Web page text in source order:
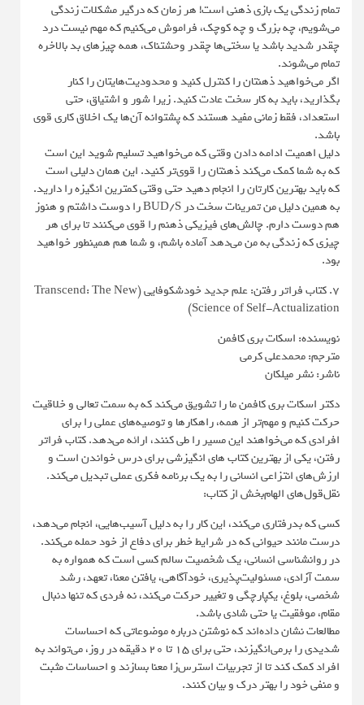
تمام زندگی یک بازی ذهنی است! هر زمان که درگیر مشکلات زندگی
می‌شویم، چه بزرگ و چه کوچک، فراموش می‌کنیم که مهم نیست درد
چقدر شدید باشد یا سختی‌ها چقدر وحشتناک، همه چیزهای بد بالاخره
تمام می‌شوند.
اگر می‌خواهید ذهنتان را کنترل کنید و محدودیت‌هایتان را کنار
بگذارید، باید به کار سخت عادت کنید. زیرا شور و اشتیاق، حتی
استعداد، فقط زمانی مفید هستند که پشتوانه آن‌ها یک اخلاق کاری قوی
باشد.
دلیل اهمیت ادامه دادن وقتی که می‌خواهید تسلیم شوید این است
که به شما کمک می‌کند ذهنتان را قوی‌تر کنید. این همان دلیلی است
که باید بهترین کارتان را انجام دهید حتی وقتی کمترین انگیزه را دارید.
به همین دلیل من تمرینات سخت در BUD/S را دوست داشتم و هنوز
هم دوست دارم. چالش‌های فیزیکی ذهنم را قوی می‌کنند تا برای هر
چیزی که زندگی به من می‌دهد آماده باشم، و شما هم همینطور خواهید
بود.
7. کتاب فراتر رفتن: علم جدید خودشکوفایی (Transcend: The New
Science of Self-Actualization)
نویسنده: اسکات بری کافمن
مترجم: محمدعلی کرمی
ناشر: نشر میلکان
دکتر اسکات بری کافمن ما را تشویق می‌کند که به سمت تعالی و خلاقیت
حرکت کنیم و مهم‌تر از همه، راهکارها و توصیه‌های عملی را برای
افرادی که می‌خواهند این مسیر را طی کنند، ارائه می‌دهد. کتاب فراتر
رفتن، یکی از بهترین کتاب های انگیزشی برای درس خواندن است و
ارزش‌های انتزاعی انسانی را به یک برنامه فکری عملی تبدیل می‌کند.
نقل‌قول‌های الهام‌بخش از کتاب:
کسی که بدرفتاری می‌کند، این کار را به دلیل آسیب‌هایی، انجام می‌دهد،
درست مانند حیوانی که در شرایط خطر برای دفاع از خود حمله می‌کند.
در روانشناسی انسانی، یک شخصیت سالم کسی است که همواره به
سمت آزادی، مسئولیت‌پذیری، خودآگاهی، یافتن معنا، تعهد، رشد
شخصی، بلوغ، یکپارچگی و تغییر حرکت می‌کند، نه فردی که تنها دنبال
مقام، موفقیت یا حتی شادی باشد.
مطالعات نشان داده‌اند که نوشتن درباره موضوعاتی که احساسات
شدیدی را برمی‌انگیزند، حتی برای ۱۵ تا ۲۰ دقیقه در روز، می‌تواند به
افراد کمک کند تا از تجربیات استرس‌زا معنا بسازند و احساسات مثبت
و منفی خود را بهتر درک و بیان کنند.